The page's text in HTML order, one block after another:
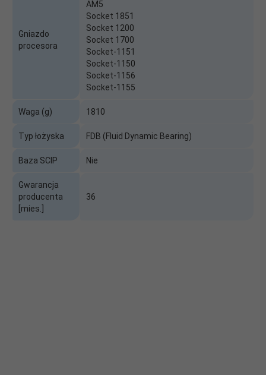
Gniazdo
procesora
AM5
Socket 1851
Socket 1200
Socket 1700
Socket-1151
Socket-1150
Socket-1156
Socket-1155
Waga (g) 1810
Typ łożyska FDB (Fluid Dynamic Bearing)
Baza SCIP Nie
Gwarancja
producenta
[mies.]
36